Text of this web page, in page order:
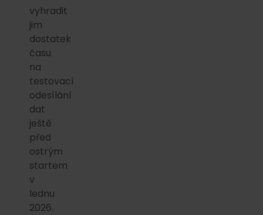
vyhradit
jim
dostatek
času
na
testovací
odesílání
dat
ještě
před
ostrým
startem
v
lednu
2026.